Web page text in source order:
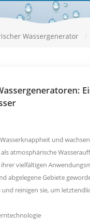
Wassergenerator /
und
atmosphärische
vielfältigen
abgelegene Gebiete
reinigen sie, um